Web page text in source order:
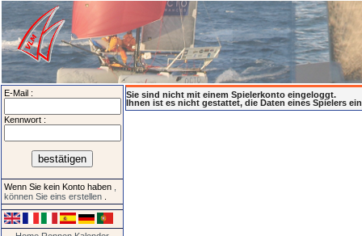
E-Mail :
Kennwort :
Wenn Sie kein Konto haben
können Sie eins erstellen
Sie sind nicht mit einem Spielerkonto eingeloggt.
Ihnen ist es nicht gestattet, die Daten eines Spielers